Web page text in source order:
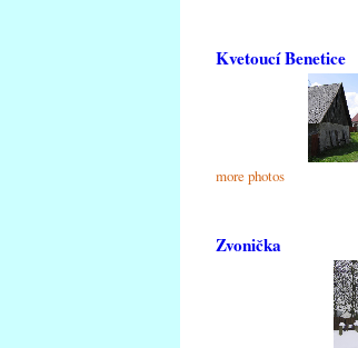
Kvetoucí Benetice
more photos
Zvonička